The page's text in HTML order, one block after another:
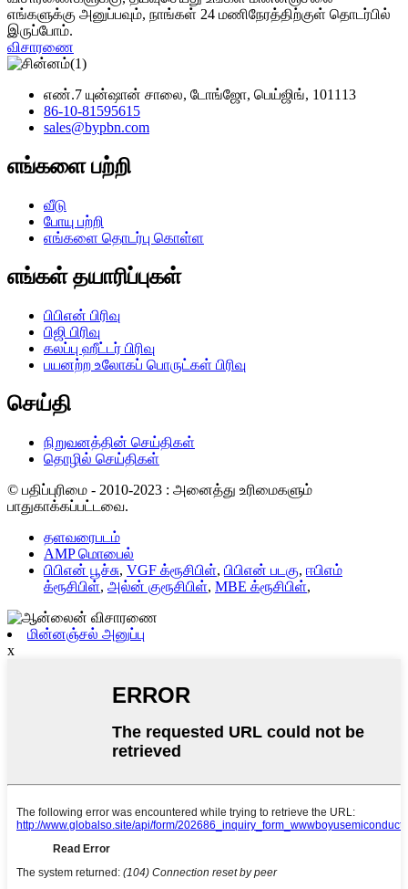
எங்களுக்கு அனுப்பவும், நாங்கள் 24 மணிநேரத்திற்குள் தொடர்பில்
இருப்போம்.
விசாரணை
எண்.7 யுன்ஷான் சாலை, டோங்ஜோ, பெய்ஜிங், 101113
86-10-81595615
sales@bypbn.com
எங்களை பற்றி
வீடு
போயு பற்றி
எங்களை தொடர்பு கொள்ள
எங்கள் தயாரிப்புகள்
பிபிஎன் பிரிவு
பிஜி பிரிவு
கலப்பு ஹீட்டர் பிரிவு
பயனற்ற உலோகப் பொருட்கள் பிரிவு
செய்தி
நிறுவனத்தின் செய்திகள்
தொழில் செய்திகள்
© பதிப்புரிமை - 2010-2023 : அனைத்து உரிமைகளும்
பாதுகாக்கப்பட்டவை.
தளவரைபடம்
AMP மொபைல்
பிபிஎன் பூச்சு, VGF க்ரூசிபிள், பிபிஎன் படகு, ஈபிஎம்
க்ரூசிபிள், அல்ன் குரூசிபிள், MBE க்ரூசிபிள்,
மின்னஞ்சல் அனுப்பு
x